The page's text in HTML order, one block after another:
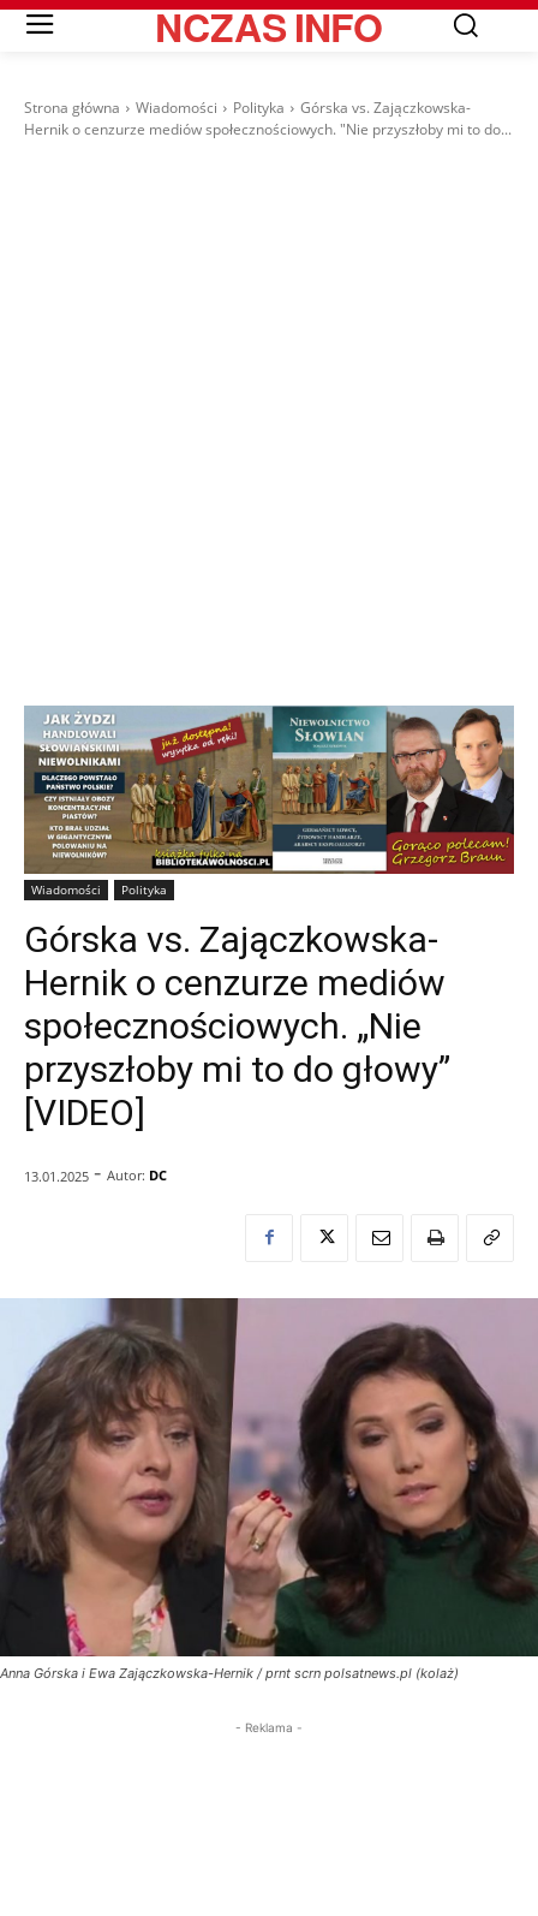
NCZASINFO
Strona główna Wiadomości Polityka
Górska vs. Zajączkowska-
Hernik o cenzurze mediów społecznościowych. "Nie przyszłoby mi to do...
Wiadomości Polityka
Górska vs. Zajączkowska-
Hernik o cenzurze mediów
społecznościowych. „Nie
przyszłoby mi to do głowy”
[VIDEO]
13.01.2025 - Autor: DC
Anna Górska i Ewa Zajączkowska-Hernik / prnt scrn polsatnews.pl (kolaż)
- Reklama -